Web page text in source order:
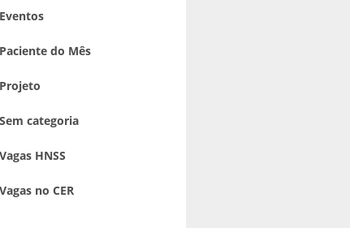
Eventos
Paciente do Mês
Projeto
Sem categoria
Vagas HNSS
Vagas no CER